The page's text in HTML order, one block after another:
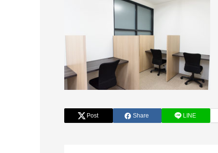
Post Share LINE